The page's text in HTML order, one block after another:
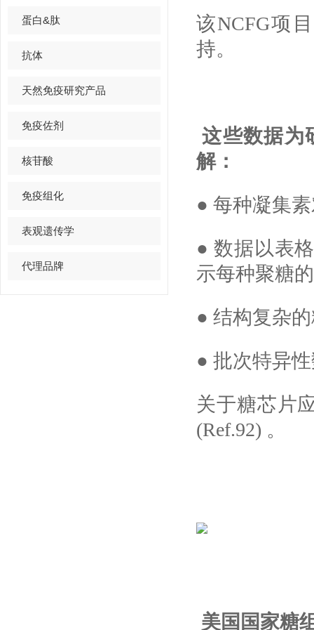
蛋白&肽
抗体
天然免疫研究产品
免疫佐剂
核苷酸
免疫组化
表观遗传学
代理品牌
该NCFG项
持。
这些数据为
解：
● 每种凝集
● 数据以表
示每种聚糖
● 结构复杂
● 批次特异
关于糖芯片
(Ref.92) 。
美国国家糖